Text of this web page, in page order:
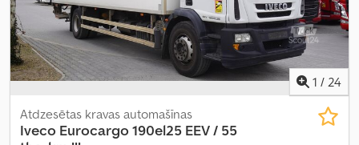
1 / 24
Atdzesētas kravas automašīnas
Iveco Eurocargo 190el25 EEV / 55